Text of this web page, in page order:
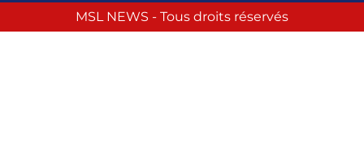
MSL NEWS - Tous droits réservés